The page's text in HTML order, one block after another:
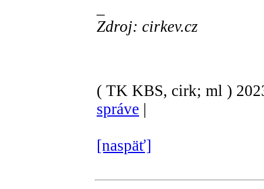
Zdroj: cirkev.cz
( TK KBS, cirk; ml )
správe |
[naspäť]